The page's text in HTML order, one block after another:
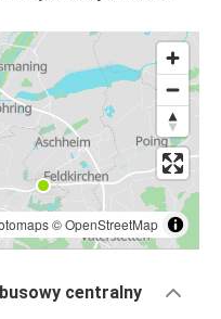
©OpenStreetMap
centralny